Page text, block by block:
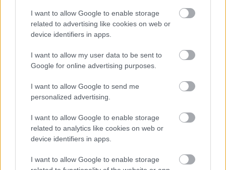
I want to allow Google to enable storage
related to advertising like cookies on web or
device identifiers in apps.
I want to allow my user data to be sent to
Google for online advertising purposes.
I want to allow Google to send me
personalized advertising.
I want to allow Google to enable storage
related to analytics like cookies on web or
device identifiers in apps.
I want to allow Google to enable storage
Krosno > Klasa A, gr. I - sytuacja w tabeli
Przed meczami 2. kolejki - Krosno > Klasa A, gr. I gospodarze (LKS
Pisarowce) zajmują6. miejscew tabeli. Goście (Górnik Grabownica
Poniżej znajdziesz także ostatnie mecze obu drużyn oraz statystyki
bramkowe.
LKS Pisarowce vs. Górnik Grabownica Starzeńska - relacja, wynik
na żywo, transmisja
Wynik meczu LKS Pisarowce - Górnik Grabownica Starzeńska znajdziesz
na naszej stronie zaraz po jego zakończeniu. Jeżeli szukasz informacji
meczowych, zajrzyj tutaj:LKS Pisarowce vs. Górnik Grabownica
Starzeńska - wynik, składy, strzelcy
Jeżeli w internecie lub TV dostępna jest
albo innych
spotkań Krosno > Klasa A, gr. I na pewno znajdziesz takie informacje na